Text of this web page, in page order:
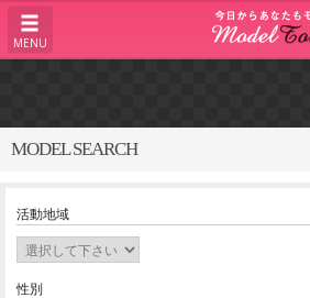
MENU
MODEL SEARCH
活動地域
性別